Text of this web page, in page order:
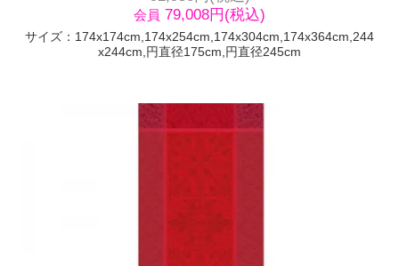
会員 79,008円(税込)
サイズ：174x174cm,174x254cm,174x304cm,174x364cm,244
x244cm,円直径175cm,円直径245cm